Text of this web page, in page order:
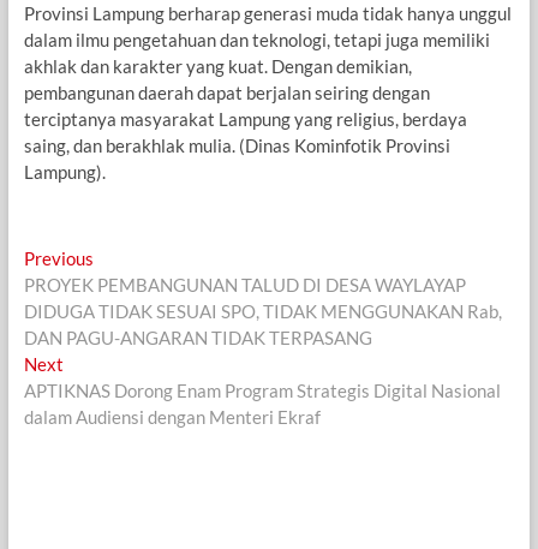
Provinsi Lampung berharap generasi muda tidak hanya unggul
dalam ilmu pengetahuan dan teknologi, tetapi juga memiliki
akhlak dan karakter yang kuat. Dengan demikian,
pembangunan daerah dapat berjalan seiring dengan
terciptanya masyarakat Lampung yang religius, berdaya
saing, dan berakhlak mulia. (Dinas Kominfotik Provinsi
Lampung).
Navigasi
pos
PreviousPrevious
post:
PROYEK PEMBANGUNAN TALUD DI DESA WAYLAYAP
DIDUGA TIDAK SESUAI SPO, TIDAK MENGGUNAKAN Rab,
DAN PAGU-ANGARAN TIDAK TERPASANG
NextNext
post:
APTIKNAS Dorong Enam Program Strategis Digital Nasional
dalam Audiensi dengan Menteri Ekraf